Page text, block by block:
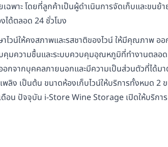
พาะ โดยที่ลูกค้าเป็นผู้ดำเนินการจัดเก็บและขน
ได้ตลอด 24 ชั่วโมง
ไวน์ให้คงสภาพและรสชาติของไวน์ ให้มีคุณภาพ
ความชื้นและระบบควบคุมอุณหภูมิที่ทำงานตลอ
กจากบุคคลภายนอกและมีความเป็นส่วนตัวที่ได้ม
เป็นต้น ขนาดห้องเก็บไวน์ให้บริการทั้งหมด 2 ข
อน ปัจจุบัน i-Store Wine Storage เปิดให้บริกา